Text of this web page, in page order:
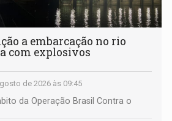
a embarcação no rio
com explosivos
de 2026 às 09:45
da Operação Brasil Contra o